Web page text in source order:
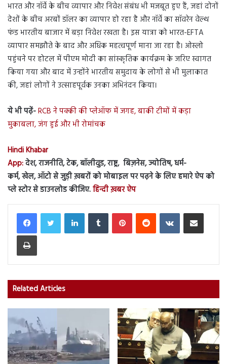
भारत और नॉर्वे के बीच व्यापार और निवेश संबंध भी मजबूत हुए हैं, जहां दोनों
देशों के बीच अरबों डॉलर का व्यापार हो रहा है और नॉर्वे का सॉवरेन वेल्थ
फंड भारतीय बाजार में बड़ा निवेश रखता है। इस यात्रा को भारत-EFTA
व्यापार समझौते के बाद और अधिक महत्वपूर्ण माना जा रहा है। ओस्लो
पहुंचने पर होटल में पीएम मोदी का सांस्कृतिक कार्यक्रम के जरिए स्वागत
किया गया और बाद में उन्होंने भारतीय समुदाय के लोगों से भी मुलाकात
की, जहां लोगों ने उत्साहपूर्वक उनका अभिनंदन किया।
ये भी पढ़ें-RCB ने पक्की की प्लेऑफ में जगह, बाकी टीमों में कड़ा
मुकाबला, जंग हुई और भी रोमांचक
Hindi Khabar
App:देश, राजनीति, टेक, बॉलीवुड, राष्ट्र, बिज़नेस, ज्योतिष, धर्म-
कर्म, खेल, ऑटो से जुड़ी ख़बरों को मोबाइल पर पढ़ने के लिए हमारे ऐप को
प्ले स्टोर से डाउनलोड कीजिए.हिन्दी ख़बर ऐप
LinkedInTumblr PinterestReddit VKontakteShare via Email
Print
Related Articles